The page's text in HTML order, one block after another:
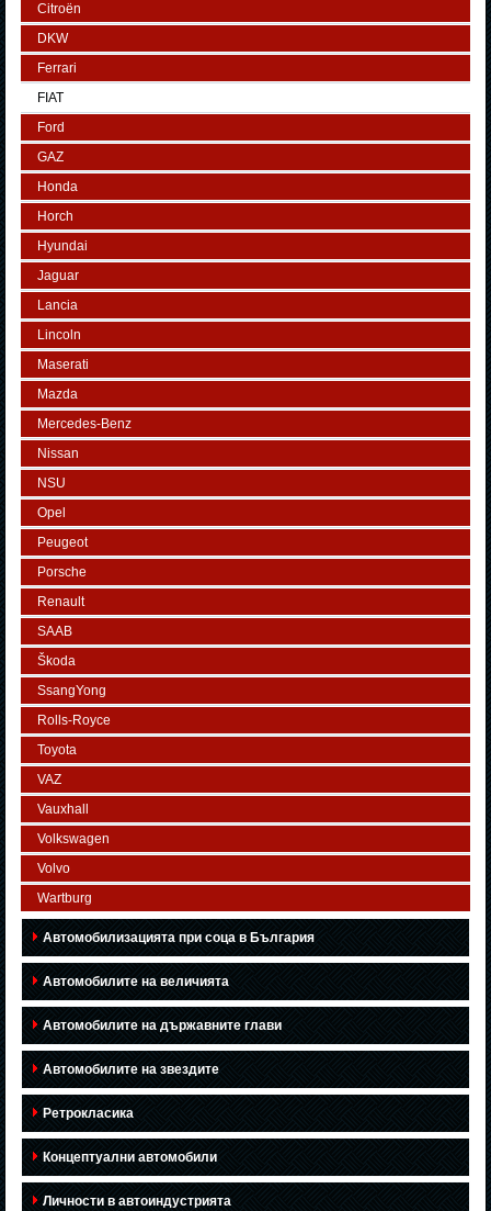
Citroën
DKW
Ferrari
FIAT
Ford
GAZ
Honda
Horch
Hyundai
Jaguar
Lancia
Lincoln
Maserati
Mazda
Mercedes-Benz
Nissan
NSU
Opel
Peugeot
Porsche
Renault
SAAB
Škoda
SsangYong
Rolls-Royce
Toyota
VAZ
Vauxhall
Volkswagen
Volvo
Wartburg
Автомобилизацията при соца в България
Автомобилите на величията
Автомобилите на държавните глави
Автомобилите на звездите
Ретрокласика
Концептуални автомобили
Личности в автоиндустрията